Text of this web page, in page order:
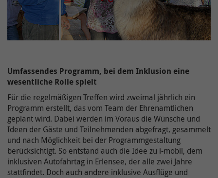
Umfassendes Programm, bei dem Inklusion eine
wesentliche Rolle spielt
Für die regelmäßigen Treffen wird zweimal jährlich ein
Programm erstellt, das vom Team der Ehrenamtlichen
geplant wird. Dabei werden im Voraus die Wünsche und
Ideen der Gäste und Teilnehmenden abgefragt, gesammelt
und nach Möglichkeit bei der Programmgestaltung
berücksichtigt. So entstand auch die Idee zu i-mobil, dem
inklusiven Autofahrtag in Erlensee, der alle zwei Jahre
stattfindet. Doch auch andere inklusive Ausflüge und
Cookie-
Name(n)
onlimChat.chatwidget-{Widget-ID}-sound
Zweck
Der Nutzer hat die Möglichkeit, den Ton
ein- und auszuschalten. Dies wird hier
hinterlegt.
Ergänzende Information zu Google Maps erhalten
Sie auch in unserer Datenschutzerklärung unter: